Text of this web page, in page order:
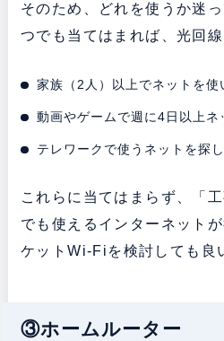
そのため、どれを使うか迷
つでも当てはまれば、光回線
家族（2人）以上でネットを使
動画やゲームで週に4日以上ネ
テレワークで使うネットを探
これらに当てはまらず、「
でも使えるインターネット
ケットWi-Fiを検討しても良
③ホームルーター